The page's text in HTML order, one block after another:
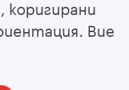
Вие